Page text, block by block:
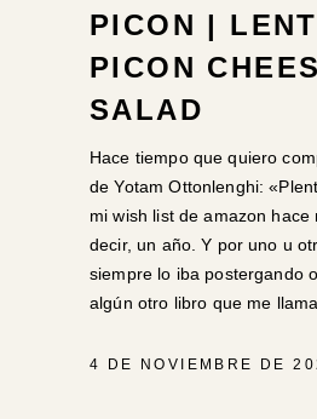
PICON |
PICON
SALAD
Hace tiempo que quiero
de Yotam Ottonlenghi:
mi wish list de amazon hace
decir, un año. Y por uno u
siempre lo iba postergando
algún otro libro que me
4 DE NOVIEMBRE DE